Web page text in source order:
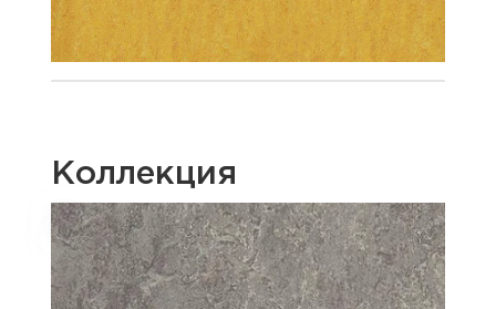
Коллекция